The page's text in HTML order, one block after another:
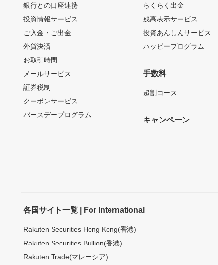
銀行との口座連携
投資情報サービス
ご入金・ご出金
外貨決済
お取引時間
メールサービス
証券税制
クーポンサービス
バースデープログラム
らくらく出金
残高表示サービス
投資あんしんサービス
ハッピープログラム
手数料
超割コース
キャンペーン
各国サイト一覧 | For International
Rakuten Securities Hong Kong(香港)
Rakuten Securities Bullion(香港)
Rakuten Trade(マレーシア)